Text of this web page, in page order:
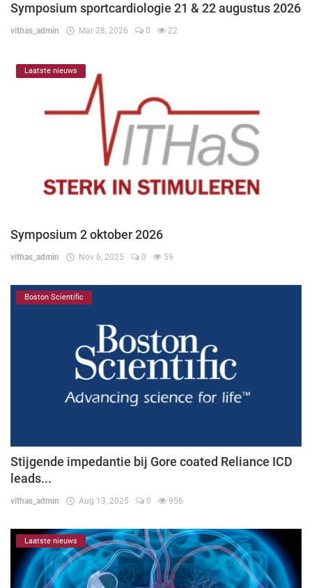
Symposium sportcardiologie 21 & 22 augustus 2026
vithas_admin Mar 28, 2026 0 22
Laatste nieuws
Symposium 2 oktober 2026
vithas_admin Nov 6, 2025 0 59
Boston Scientific
Stijgende impedantie bij Gore coated Reliance ICD
leads...
vithas_admin Aug 13, 2025 0 956
Laatste nieuws